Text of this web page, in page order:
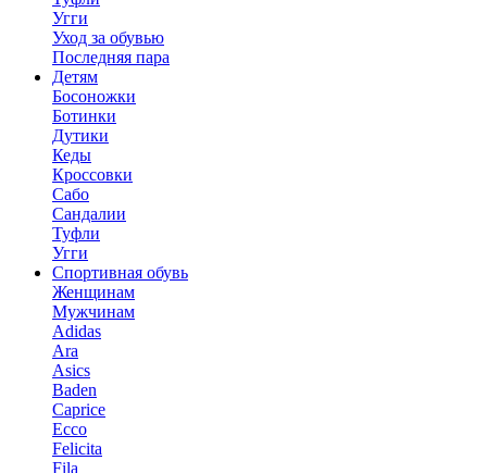
Угги
Уход за обувью
Последняя пара
Детям
Босоножки
Ботинки
Дутики
Кеды
Кроссовки
Сабо
Сандалии
Туфли
Угги
Спортивная обувь
Женщинам
Мужчинам
Adidas
Ara
Asics
Baden
Caprice
Ecco
Felicita
Fila